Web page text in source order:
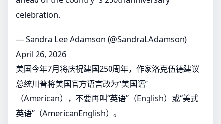
celebration.
— Sandra Lee Adamson (@SandraLAdamson)
April 26, 2026
美国今年7月将庆祝建国250周年，作家洛克伍德建议
总统川普将美国官方语言改为“美国语”
（American），不要再叫“英语”（English）或“美式
英语”（AmericanEnglish）。